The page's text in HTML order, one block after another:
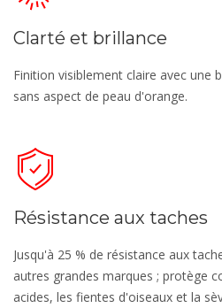
Clarté et brillance
Finition visiblement claire avec une
sans aspect de peau d'orange.
Résistance aux taches
Jusqu'à 25 % de résistance aux
autres grandes marques ; protège
acides, les fientes d'oiseaux et la